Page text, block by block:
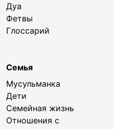
Дуа
Фетвы
Глоссарий
Семья
Мусульманка
Дети
Семейная жизнь
Отношения с